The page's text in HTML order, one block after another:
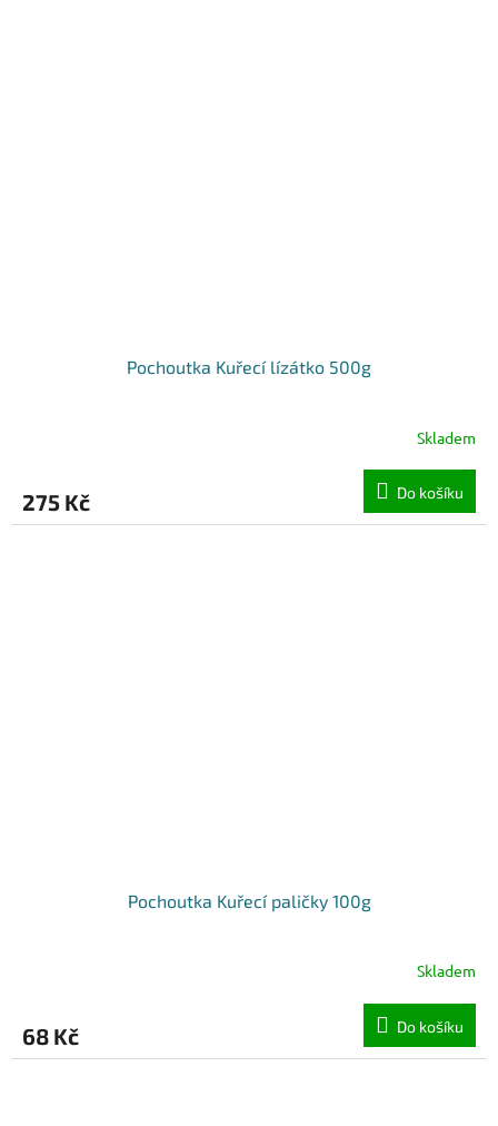
Pochoutka Kuřecí lízátko 500g
Skladem
275 Kč Do košíku
Pochoutka Kuřecí paličky 100g
Skladem
68 Kč Do košíku